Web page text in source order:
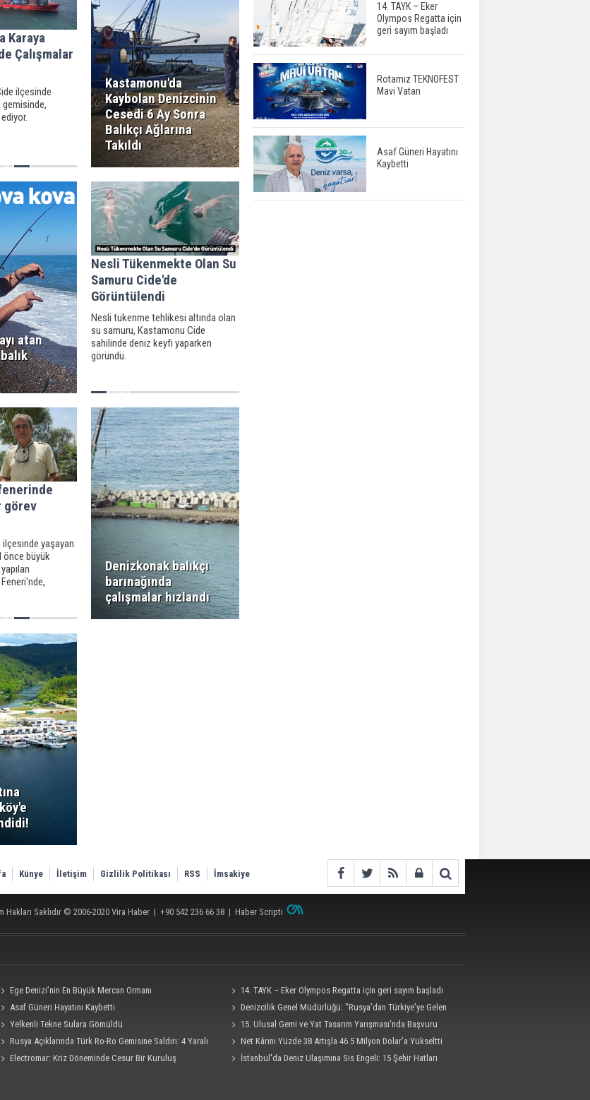
Karaya
Çalışmalar
ilçesinde
Kastamonu'da
Kaybolan Denizcinin
Cesedi 6 Ay Sonra
Balıkçı Ağlarına
Takıldı
atan
Nesli Tükenmekte Olan Su
Samuru Cide'de
Görüntülendi
Nesli tükenme tehlikesi altında olan
su samuru, Kastamonu Cide
sahilinde deniz keyfi yaparken
göründü.
görev
ilçesinde yaşayan
önce büyük
Denizkonak balıkçı
barınağında
çalışmalar hızlandı
14. TAYK – Eker
Olympos Regatta için
geri sayım başladı
Rotamız TEKNOFEST
Mavi Vatan
Asaf Güneri Hayatını
Kaybetti
Künye İletişim Gizlilik Politikası RSS İmsakiye
Hakları Saklıdır © 2006-2020 Vira Haber | +90 542 236 66 38 | Haber Scripti
Ege Denizi’nin En Büyük Mercan Ormanı
14. TAYK – Eker Olympos Regatta için geri sayım başladı
Asaf Güneri Hayatını Kaybetti
Denizcilik Genel Müdürlüğü: "Rusya'dan Türkiye'ye Gelen
Ro-Ro Gemisi Dron Saldırısına Uğradı"
Yelkenli Tekne Sulara Gömüldü
15. Ulusal Gemi ve Yat Tasarım Yarışması'nda Başvuru
Süresi 4 Eylül'e Uzatıldı
Rusya Açıklarında Türk Ro-Ro Gemisine Saldırı: 4 Yaralı
Net Kârını Yüzde 38 Artışla 46.5 Milyon Dolar’a Yükseltti
Electromar: Kriz Döneminde Cesur Bir Kuruluş
İstanbul'da Deniz Ulaşımına Sis Engeli: 15 Şehir Hatları